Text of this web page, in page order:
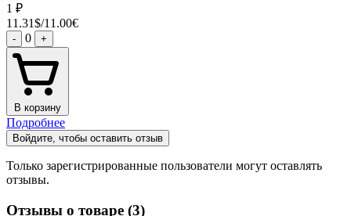
1 ₽
11.31$/11.00€
- 0 +
В корзину
Подробнее
Войдите, чтобы оставить отзыв
Только зарегистрированные пользователи могут оставлять
отзывы.
Отзывы о товаре (3)